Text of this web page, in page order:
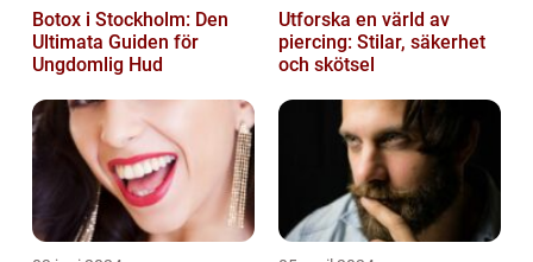
Botox i Stockholm: Den
Ultimata Guiden för
Ungdomlig Hud
Utforska en värld av
piercing: Stilar, säkerhet
och skötsel